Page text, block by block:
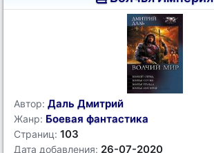
Автор: Даль Дмитрий
Жанр: Боевая фантастика
Страниц: 103
Дата добавления: 26-07-2020